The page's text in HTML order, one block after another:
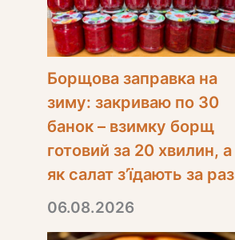
Борщова заправка на
зиму: закриваю по 30
банок – взимку борщ
готовий за 20 хвилин, а
як салат з’їдають за раз
06.08.2026